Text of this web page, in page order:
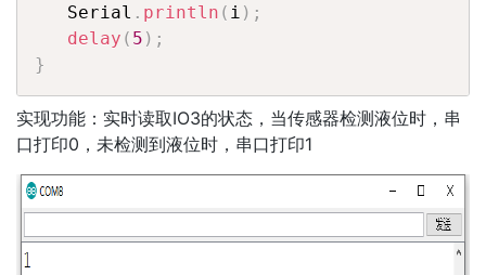
   Serial
. println ( i ) ;
delay ( 5 ) ;
}
实现功能：实时读取IO3的状态，当传感器检测液位时，串
口打印0，未检测到液位时，串口打印1